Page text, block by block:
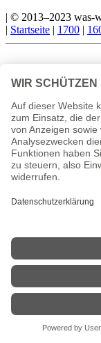
| © 2013–2023 was-
| Startseite | 1700 |